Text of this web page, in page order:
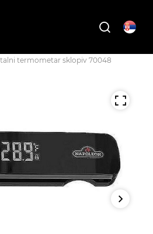
termometar sklopiv 70048